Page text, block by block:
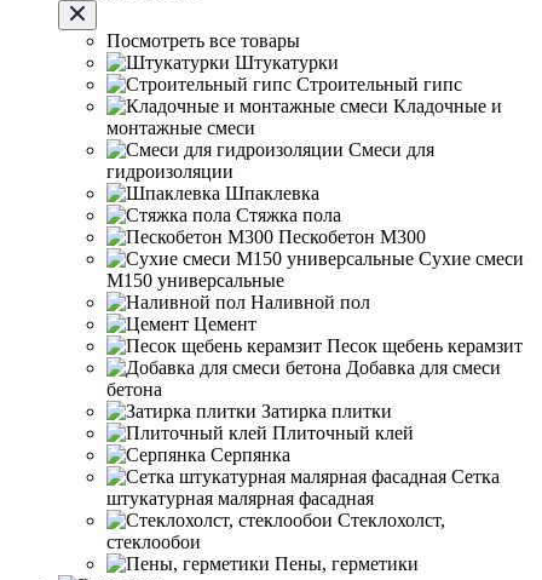
Посмотреть все товары
Штукатурки
Строительный гипс
Кладочные и
монтажные смеси
Смеси для
гидроизоляции
Шпаклевка
Стяжка пола
Пескобетон М300
Сухие смеси
М150 универсальные
Наливной пол
Цемент
Песок щебень керамзит
Добавка для смеси
бетона
Затирка плитки
Плиточный клей
Серпянка
Сетка
штукатурная малярная фасадная
Стеклохолст,
стеклообои
Пены, герметики